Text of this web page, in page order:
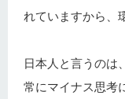
れていますから、
日本人と言うのは
常にマイナス思考